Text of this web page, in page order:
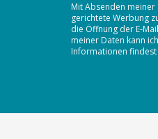
Mit Absenden meiner
gerichtete Werbung
die Öffnung der E-
meiner Daten kann
Informationen